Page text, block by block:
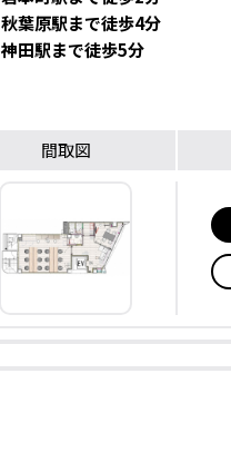
秋葉原駅まで徒歩4分
神田駅まで徒歩5分
間取図